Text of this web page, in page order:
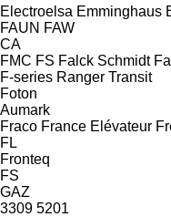
Electroelsa Emminghaus
FAUN FAW
CA
FMC FS Falck Schmidt
F-series Ranger Transit
Foton
Aumark
Fraco France Elévateur
FL
Fronteq
FS
GAZ
3309 5201